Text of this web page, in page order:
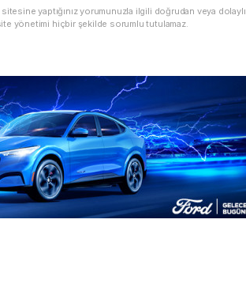
yaptığınız yorumunuzla ilgili doğrudan veya dolaylı
yönetimi hiçbir şekilde sorumlu tutulamaz.